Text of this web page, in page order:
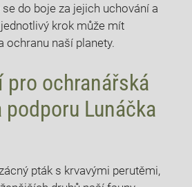
do boje za jejich uchování a
krok může mít
ochranu naší planety.
pro ochranářská
Lunáčka
pták s krvavými perutěmi,